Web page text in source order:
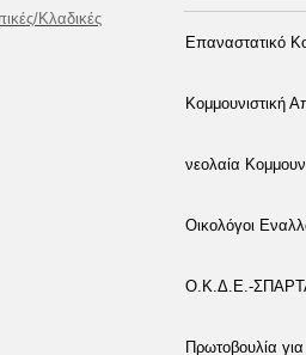
Κλαδικές
Επαναστατικό
Κομμουνιστική
νεολαία
Οικολόγοι
Ο.Κ.Δ.Ε.-
Πρωτοβουλία